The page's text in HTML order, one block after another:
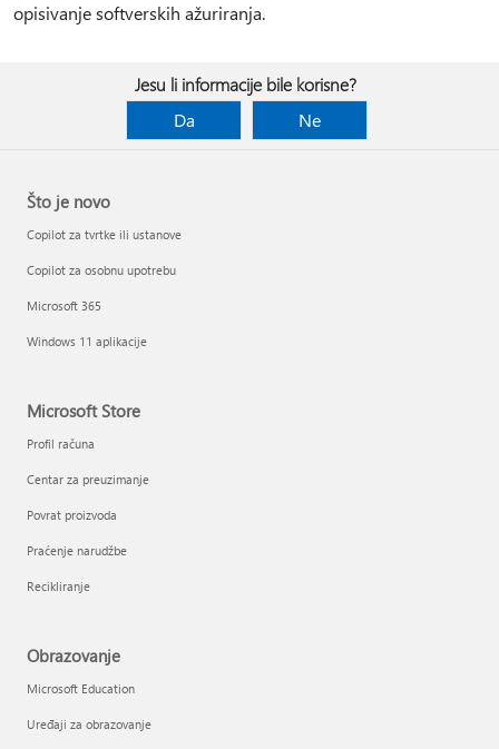
opisivanje softverskih ažuriranja.
Jesu li informacije bile korisne?
Da
Ne
Što je novo
Copilot za tvrtke ili ustanove
Copilot za osobnu upotrebu
Microsoft 365
Windows 11 aplikacije
Microsoft Store
Profil računa
Centar za preuzimanje
Povrat proizvoda
Praćenje narudžbe
Recikliranje
Obrazovanje
Microsoft Education
Uređaji za obrazovanje